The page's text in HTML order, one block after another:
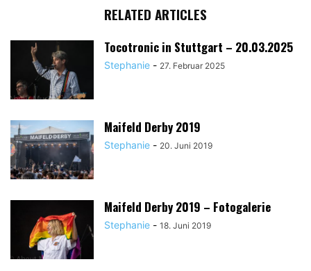
RELATED ARTICLES
Tocotronic in Stuttgart – 20.03.2025
Stephanie - 27. Februar 2025
Maifeld Derby 2019
Stephanie - 20. Juni 2019
Maifeld Derby 2019 – Fotogalerie
Stephanie - 18. Juni 2019